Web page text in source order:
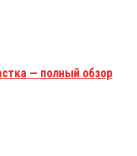
— полный обзор